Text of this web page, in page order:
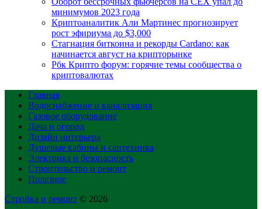
минимумов 2023 года
Криптоаналитик Али Мартинес прогнозирует
рост эфириума до $3,000
Стагнация биткоина и рекорды Cardano: как
начинается август на крипторынке
Рбк Крипто форум: горячие темы сообщества о
криптовалютах
Главная
Водоснабжение и канализация
Газовое оборудование
Дача и огород
Дизайн интерьера
Душевые кабины и сантехника
Электрика и безопасность
Строительство и ремонт
Полезное
Стройка и ремонт © 2026